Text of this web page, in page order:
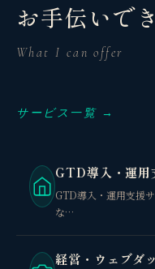
お手伝いで
What I can offer
サービス一覧 →
GTD導入・運用
GTD導入・運用支援
な…
経営・ウェブダ